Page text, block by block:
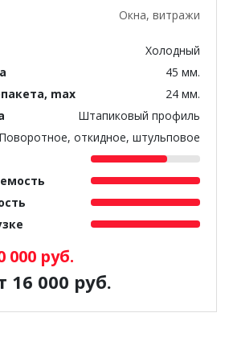
Окна, витражи
Холодный
45 мм.
max
24 мм.
Штапиковый профиль
Поворотное, откидное, штульповое
000 руб.
16 000 руб.